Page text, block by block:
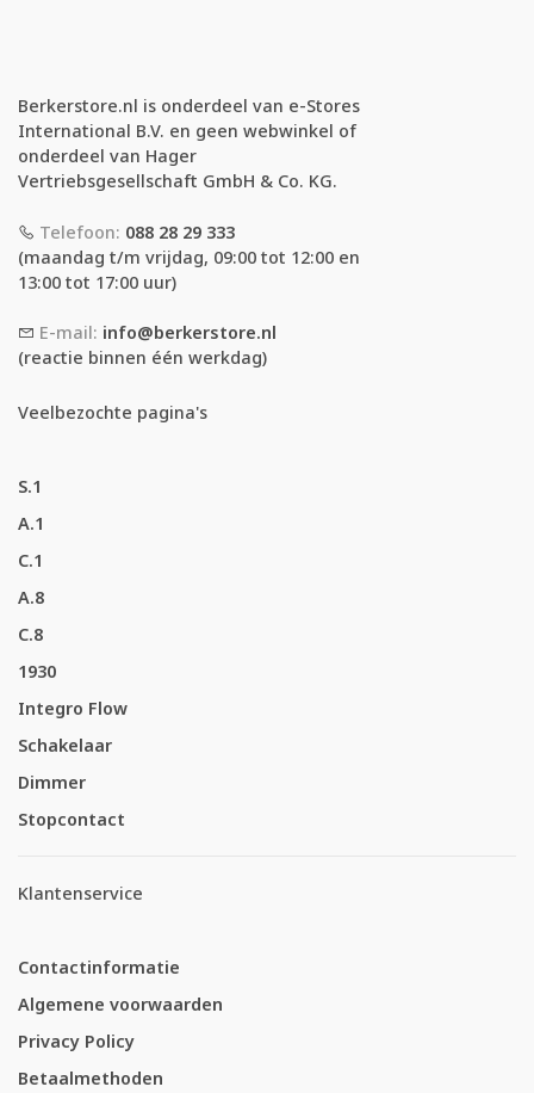
Berkerstore.nl is onderdeel van e-Stores
International B.V. en geen webwinkel of
onderdeel van Hager
Vertriebsgesellschaft GmbH & Co. KG.
Telefoon: 088 28 29 333
(maandag t/m vrijdag, 09:00 tot 12:00 en
13:00 tot 17:00 uur)
E-mail: info@berkerstore.nl
(reactie binnen één werkdag)
Veelbezochte pagina's
S.1
A.1
C.1
A.8
C.8
1930
Integro Flow
Schakelaar
Dimmer
Stopcontact
Klantenservice
Contactinformatie
Algemene voorwaarden
Privacy Policy
Betaalmethoden